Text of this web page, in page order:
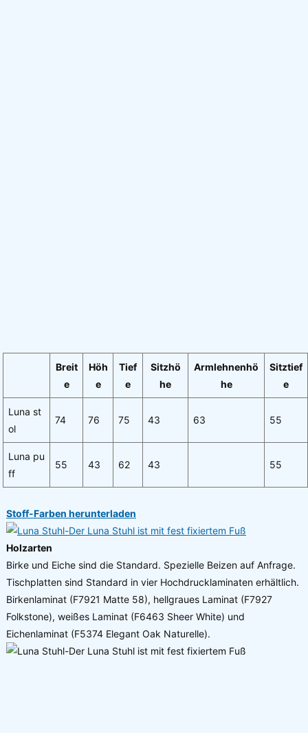
Breit
e
Höh
e
Tief
e
Sitzhö
he
Armlehnenhö
he
Sitztief
e
Luna st
ol
74 76 75 43 63 55
Luna pu
ff
55 43 62 43 55
Stoff-Farben herunterladen
Holzarten
Birke und Eiche sind die Standard. Spezielle Beizen auf Anfrage.
Tischplatten sind Standard in vier Hochdrucklaminaten erhältlich.
Birkenlaminat (F7921 Matte 58), hellgraues Laminat (F7927
Folkstone), weißes Laminat (F6463 Sheer White) und
Eichenlaminat (F5374 Elegant Oak Naturelle).